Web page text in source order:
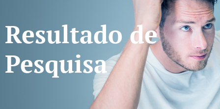
Resultado de
Pesquisa